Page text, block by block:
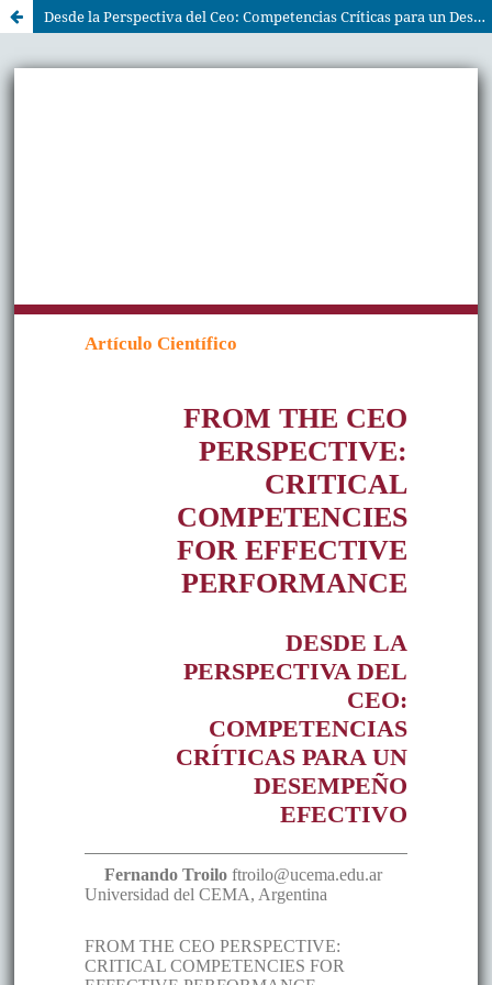
Desde la Perspectiva del Ceo: Competencias Críticas para un Desempeño Efectivo